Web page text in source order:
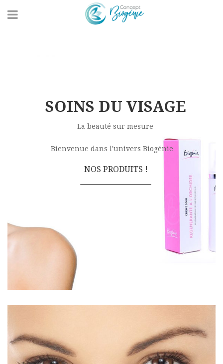
SOINS DU VISAGE
Bienvenue dans l'univers Biogénie
NOS PRODUITS !
La beauté sur mesure